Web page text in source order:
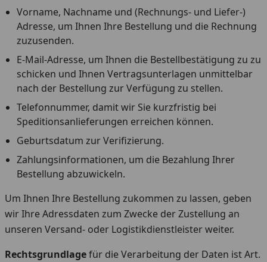
Vorname, Nachname und (Rechnungs- und Liefer-)
Adresse, um Ihnen Ihre Bestellung und die Rechnung
zuzusenden.
E-Mail-Adresse, um Ihnen die Bestellbestätigung zu zu
schicken und Ihnen Vertragsunterlagen unmittelbar
nach der Bestellung zur Verfügung zu stellen.
Telefonnummer, damit wir Sie kurzfristig bei
Speditionsanlieferungen erreichen können.
Geburtsdatum zur Verifizierung.
Zahlungsinformationen, um die Bezahlung Ihrer
Bestellung abzuwickeln.
Um Ihnen Ihre Bestellung zukommen zu lassen, geben
wir Ihre Adressdaten zum Zwecke der Zustellung an
unseren Versand- oder Logistikdienstleister weiter.
Rechtsgrundlagefür die Verarbeitung der Daten ist Art.